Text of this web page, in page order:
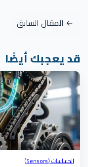
← المقال السابق
قد يعجبك أيضًا
الحساسات (Sensors)